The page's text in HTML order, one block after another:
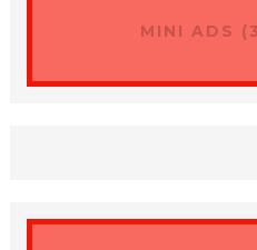
MINI ADS